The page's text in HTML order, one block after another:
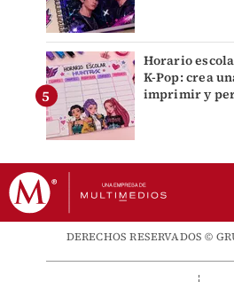
Horario
K-Pop: crea
imprimir y
DERECHOS RESERVADOS ©